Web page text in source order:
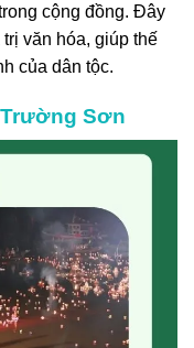
cộng đồng. Đây
văn hóa, giúp thế
của dân tộc.
Sơn